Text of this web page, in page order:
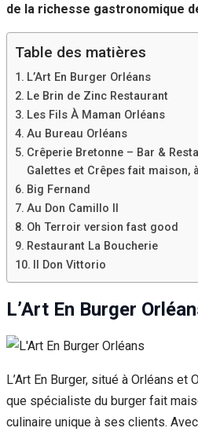
de la richesse gastronomique
Table des matières
L’Art En Burger Orléans
Le Brin de Zinc Restaurant
Les Fils À Maman Orléans
Au Bureau Orléans
Crêperie Bretonne – Bar &
Galettes et Crêpes fait maison,
Big Fernand
Au Don Camillo II
Oh Terroir version fast good
Restaurant La Boucherie
Il Don Vittorio
L’Art En Burger
L’Art En Burger, situé à Orléans
que spécialiste du burger fait
culinaire unique à ses clients.